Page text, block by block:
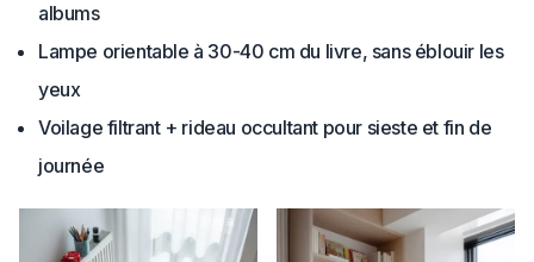
albums
Lampe orientable à 30-40 cm du livre, sans éblouir les
yeux
Voilage filtrant + rideau occultant pour sieste et fin de
journée